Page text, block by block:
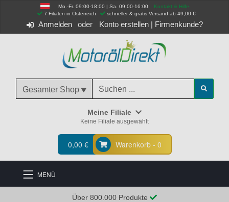
Mo.-Fr. 09:00-18:00 | Sa. 09:00-16:00
Kontakt & Hilfe
7 Filialen in Österreich
schneller & gratis Versand ab 49,00 €
Anmelden Konto erstellen| Firmenkunde?
Gesamter Shop
Meine Filiale
Keine Filiale ausgewählt
0,00 € Warenkorb - 0
MENÜ
Über 800.000 Produkte